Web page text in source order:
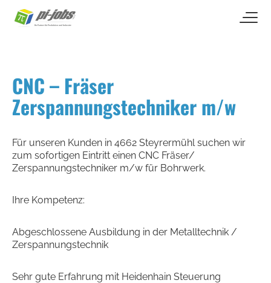
CNC – Fräser
Zerspannungstechniker m/w
Für unseren Kunden in 4662 Steyrermühl suchen wir
zum sofortigen Eintritt einen CNC Fräser/
Zerspannungstechniker m/w für Bohrwerk.
Ihre Kompetenz:
Abgeschlossene Ausbildung in der Metalltechnik /
Zerspannungstechnik
Sehr gute Erfahrung mit Heidenhain Steuerung